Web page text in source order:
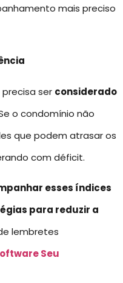
mais preciso
ser considerado
o condomínio não
que podem atrasar os
com déficit.
esses índices
para reduzir a
lembretes
Seu